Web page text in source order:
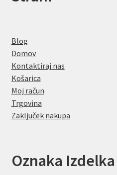
Blog
Domov
Kontaktiraj nas
Košarica
Moj račun
Trgovina
Zaključek nakupa
Oznaka Izdelka